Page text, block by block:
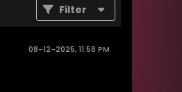
Filter
08-12-2025, 11:58 PM